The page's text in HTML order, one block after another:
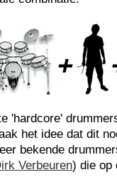
'hardcore'
het idee dat dit
bekende
Verbeuren) die op